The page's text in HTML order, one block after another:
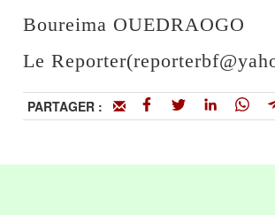
Boureima OUEDRAOGO
Le
PARTAGER :